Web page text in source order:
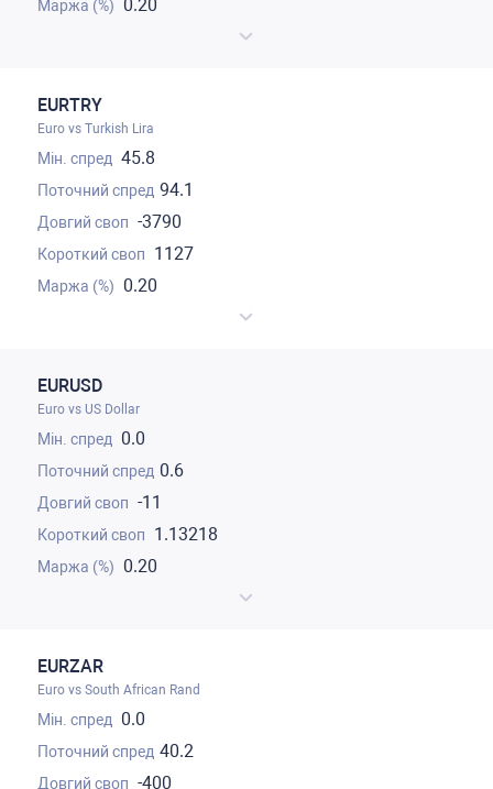
0.20
EURTRY
Euro vs Turkish Lira
45.8
94.1
-3790
1127
0.20
EURUSD
Euro vs US Dollar
0.0
0.6
-11
1.13218
0.20
EURZAR
Euro vs South African Rand
0.0
40.2
-400